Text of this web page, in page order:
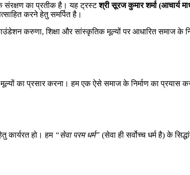
का प्रतीक है। यह ट्रस्ट श्री सूरज कुमार शर्मा (आचार्य
करने हेतु समर्पित है।
करुणा, शिक्षा और सांस्कृतिक मूल्यों पर आधारित समाज के
का प्रसार करना। हम एक ऐसे समाज के निर्माण का प्रयास
कार्यरत हो। हम “सेवा परम धर्म” (सेवा ही सर्वोच्च धर्म है) के